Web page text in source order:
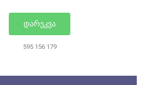
ᲓᲐᲠᲔᲙᲕᲐ
595 156 179